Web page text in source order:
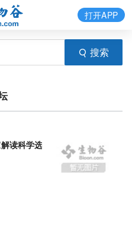
搜索
打开APP
读科学选购标准与行业合规